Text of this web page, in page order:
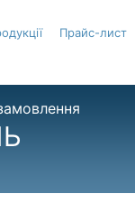
Прайс-лист